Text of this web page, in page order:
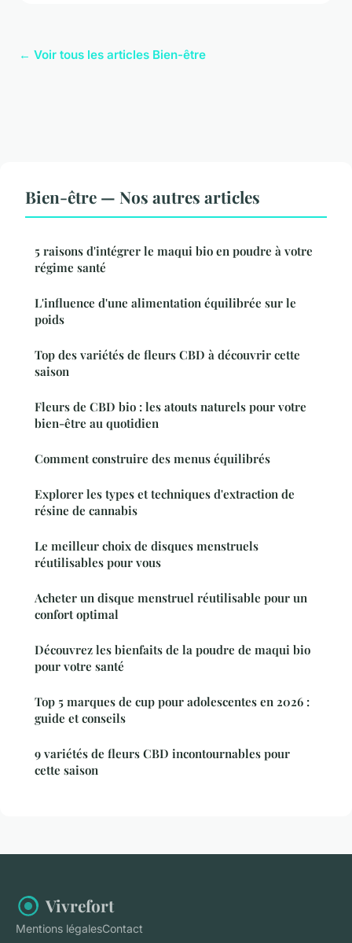
← Voir tous les articles Bien-être
Bien-être — Nos autres articles
5 raisons d'intégrer le maqui bio en poudre à votre
régime santé
L'influence d'une alimentation équilibrée sur le
poids
Top des variétés de fleurs CBD à découvrir cette
saison
Fleurs de CBD bio : les atouts naturels pour votre
bien-être au quotidien
Comment construire des menus équilibrés
Explorer les types et techniques d'extraction de
résine de cannabis
Le meilleur choix de disques menstruels
réutilisables pour vous
Acheter un disque menstruel réutilisable pour un
confort optimal
Découvrez les bienfaits de la poudre de maqui bio
pour votre santé
Top 5 marques de cup pour adolescentes en 2026 :
guide et conseils
9 variétés de fleurs CBD incontournables pour
cette saison
Vivrefort
Mentions légalesContact